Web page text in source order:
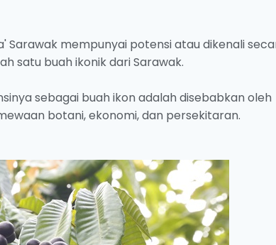
Sarawak mempunyai potensi atau dikenali
satu buah ikonik dari Sarawak.
sebagai buah ikon adalah disebabkan oleh
botani, ekonomi, dan persekitaran.